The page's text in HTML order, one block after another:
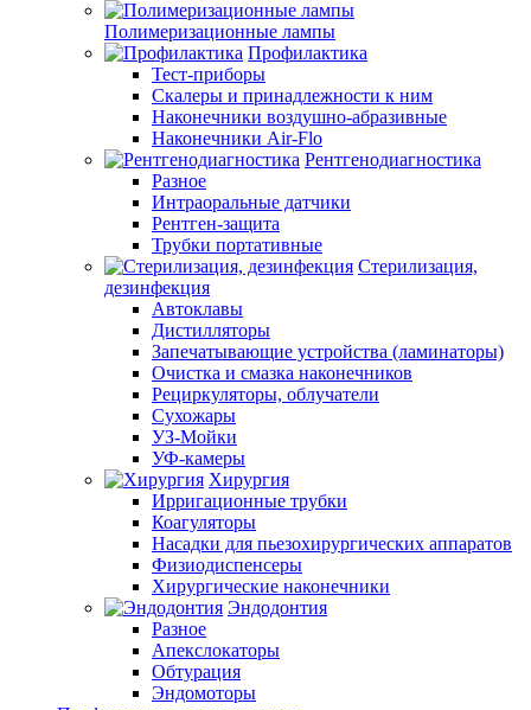
Полимеризационные лампы
Профилактика
Тест-приборы
Скалеры и принадлежности к ним
Наконечники воздушно-абразивные
Наконечники Air-Flo
Рентгенодиагностика
Разное
Интраоральные датчики
Рентген-защита
Трубки портативные
Стерилизация,
дезинфекция
Автоклавы
Дистилляторы
Запечатывающие устройства (ламинаторы)
Очистка и смазка наконечников
Рециркуляторы, облучатели
Сухожары
УЗ-Мойки
УФ-камеры
Хирургия
Ирригационные трубки
Коагуляторы
Насадки для пьезохирургических аппаратов
Физиодиспенсеры
Хирургические наконечники
Эндодонтия
Разное
Апекслокаторы
Обтурация
Эндомоторы